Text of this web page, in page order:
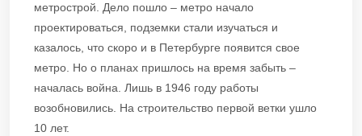
метрострой. Дело пошло – метро начало
проектироваться, подземки стали изучаться и
казалось, что скоро и в Петербурге появится свое
метро. Но о планах пришлось на время забыть –
началась война. Лишь в 1946 году работы
возобновились. На строительство первой ветки ушло
10 лет.